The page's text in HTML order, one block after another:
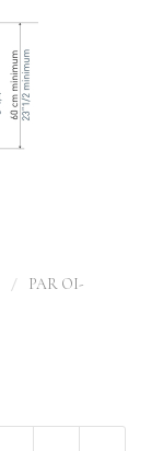
/ PAR OI-